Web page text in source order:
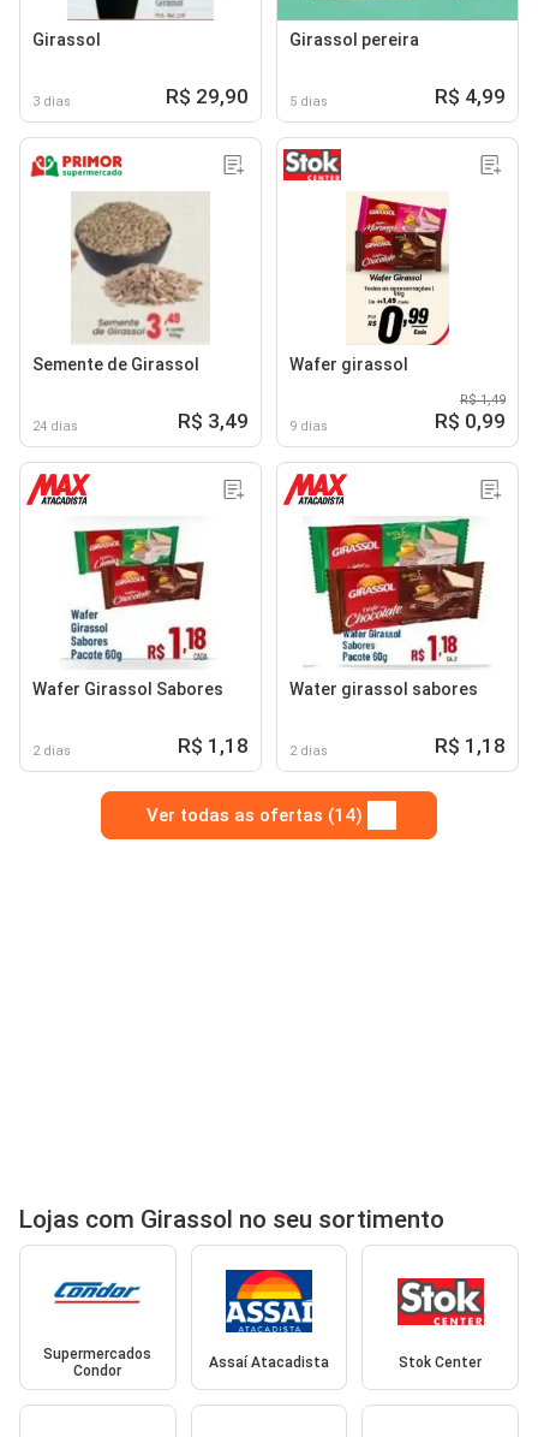
Girassol
3 dias R$ 29,90
Girassol pereira
5 dias R$ 4,99
Semente de Girassol
24 dias R$ 3,49
Wafer girassol
9 dias
R$ 1,49
R$ 0,99
Wafer Girassol Sabores
2 dias R$ 1,18
Water girassol sabores
2 dias R$ 1,18
Ver todas as ofertas (14)
Lojas com Girassol no seu sortimento
Supermercados
Condor
Assaí Atacadista Stok Center